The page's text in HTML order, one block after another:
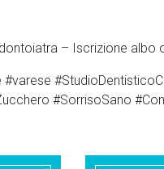
– Iscrizione albo
#SorrisoSano